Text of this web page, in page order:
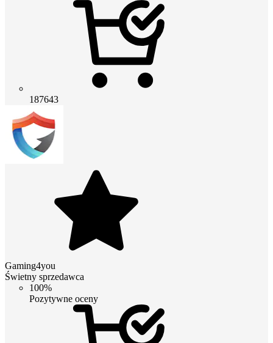
187643
Gaming4you
Świetny sprzedawca
100%
Pozytywne oceny